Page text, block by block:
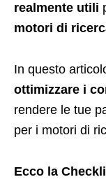
realmente utili
motori di
In questo
ottimizzare i
rendere le tue
per i motori di
Ecco la